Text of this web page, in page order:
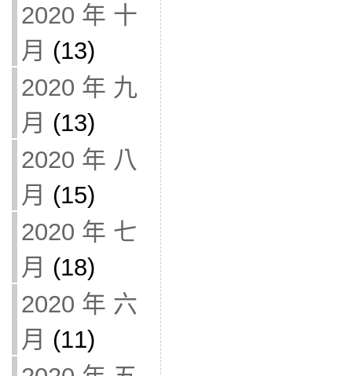
2020 年 十
月 (13)
2020 年 九
月 (13)
2020 年 八
月 (15)
2020 年 七
月 (18)
2020 年 六
月 (11)